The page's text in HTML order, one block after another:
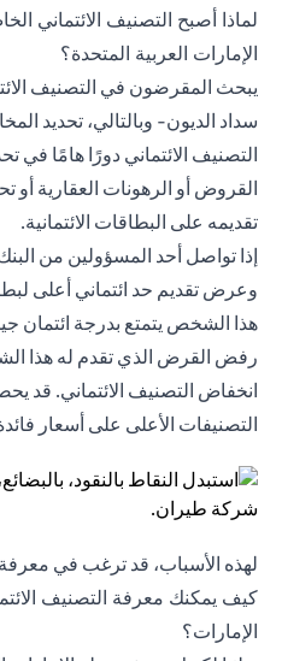
لماذا أصبح التصنيف الائتماني
الإمارات العربية المتحدة؟
يبحث المقرضون في التصنيف
سداد الديون- وبالتالي، تحديد
التصنيف الائتماني دورًا هامًا
القروض أو الرهونات العقارية أو
تقديمه على البطاقات الائتمانية.
إذا تواصل أحد المسؤولين من
وعرض تقديم حد ائتماني أعلى
هذا الشخص يتمتع بدرجة ائتمان
رفض القرض الذي تقدم له هذا
انخفاض التصنيف الائتماني. قد
التصنيفات الأعلى على أسعار
لهذه الأسباب، قد ترغب في
كيف يمكنك معرفة التصنيف
الإمارات؟